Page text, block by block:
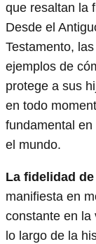
que resaltan la
Desde el
Testamento,
ejemplos de
protege a sus
en todo
fundamental
el mundo.
La fidelidad
manifiesta en
constante en la
lo largo de la